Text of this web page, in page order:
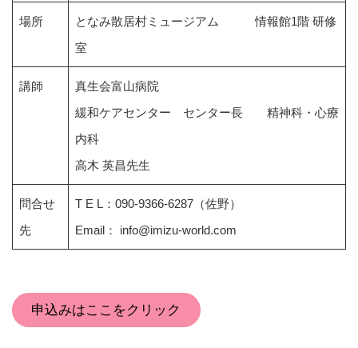
場所
となみ散居村ミュージアム 情報館1階 研修
室
講師
真生会富山病院
緩和ケアセンター センター長 精神科・心療
内科
高木 英昌先生
問合せ
先
T E L：090-9366-6287（佐野）
Email： info@imizu-world.com
申込みはここをクリック